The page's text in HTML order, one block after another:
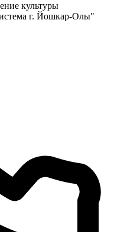
культуры
г. Йошкар-Олы"